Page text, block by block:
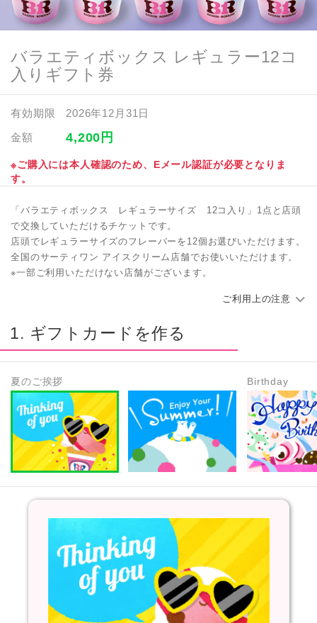
バラエティボックス レギュラー12コ
入りギフト券
有効期限
2026年12月31日
金額
4,200 円
※ご購入には本人確認のため、Eメール認証が必要となりま
す。
「バラエティボックス レギュラーサイズ 12コ入り」1点と店頭
で交換していただけるチケットです。
店頭でレギュラーサイズのフレーバーを12個お選びいただけます。
全国のサーティワン アイスクリーム店舗でお使いいただけます。
※一部ご利用いただけない店舗がございます。
ご利用上の注意
1. ギフトカードを作る
夏のご挨拶 Birthday